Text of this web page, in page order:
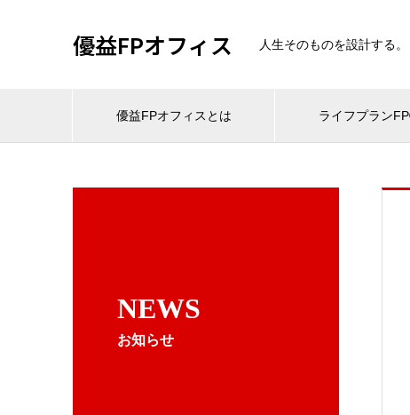
優益FPオフィス 人生そのものを設計する
優益FPオフィスとは ライフプラン
NEWS
お知らせ